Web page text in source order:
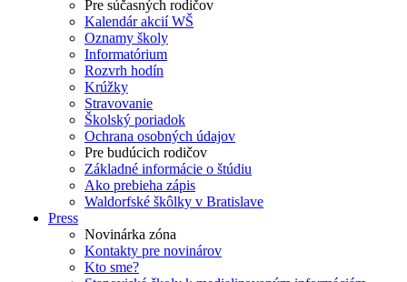
Pre súčasných rodičov
Kalendár akcií WŠ
Oznamy školy
Informatórium
Rozvrh hodín
Krúžky
Stravovanie
Školský poriadok
Ochrana osobných údajov
Pre budúcich rodičov
Základné informácie o štúdiu
Ako prebieha zápis
Waldorfské škôlky v Bratislave
Press
Novinárka zóna
Kontakty pre novinárov
Kto sme?